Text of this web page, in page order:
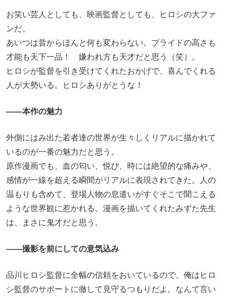
お笑い芸人としても、映画監督としても、ヒロシの大ファ
ンだ。
あいつは昔からほんと何も変わらない。プライドの高さも
才能も天下一品！ 嫌われ方も天才だと思う（笑）。
ヒロシが監督を引き受けてくれたおかげで、喜んでくれる
人が大勢いる。ヒロシありがとうな！
――本作の魅力
外側にはみ出た若者達の世界が生々しくリアルに描かれて
いるのが一番の魅力だと思う。
原作漫画でも、血の匂い、悦び、時には絶望的な痛みや、
感情が一線を超える瞬間がリアルに表現されてきた。人の
温もりも含めて、登場人物の息遣いがすぐそこで聞こえる
ような世界観に惹かれる。漫画を描いてくれたみずた先生
は、まさに鬼才だと思う。
――撮影を前にしての意気込み
品川ヒロシ監督に全幅の信頼をおいているので、俺はヒロ
シ監督のサポートに徹して見守るつもりだよ。なんて言い